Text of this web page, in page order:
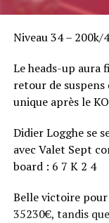
Niveau 34 – 200k/
Le heads-up aura
retour de suspens
unique après le
Didier Logghe se
avec Valet Sept
board : 6 7 K 2 4
Belle victoire pour
35230€, tandis